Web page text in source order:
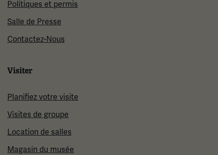
Politiques et permis
Salle de Presse
Contactez-Nous
Visiter
Planifiez votre visite
Visites de groupe
Location de salles
Magasin du musée